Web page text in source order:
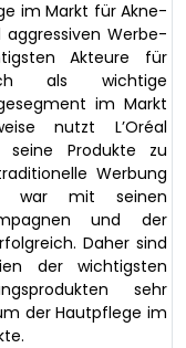
im Markt für Akne-
Werbe-
Akteure für
als wichtige
im Markt
nutzt L’Oréal
seine Produkte zu
Werbung
war mit seinen
und der
Daher sind
der wichtigsten
sehr
der Hautpflege im